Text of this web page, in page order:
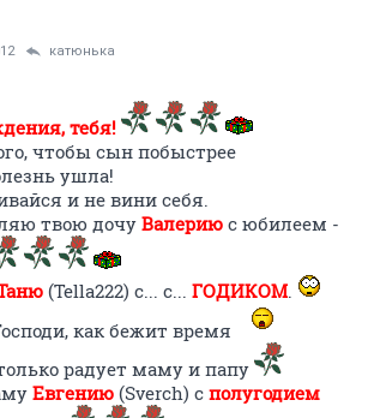
катюнька
тебя!
чтобы сын побыстрее
ушла!
и не вини себя.
твою дочуВалерию с юбилеем -
(Tella222) с... с... ГОДИКОМ.
как бежит время
радует маму и папу
Евгению (Sverch) с полугодием